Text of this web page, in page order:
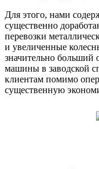
Для этого, нами
существенно
перевозки
и увеличенные
значительно больший
машины в заводской
клиентам помимо
существенную